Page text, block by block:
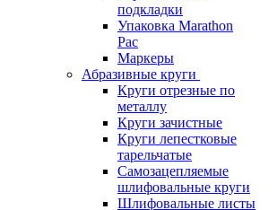
подкладки
Упаковка Marathon
Pac
Маркеры
Абразивные круги
Круги отрезные по
металлу
Круги зачистные
Круги лепестковые
тарельчатые
Самозацепляемые
шлифовальные круги
Шлифовальные листы